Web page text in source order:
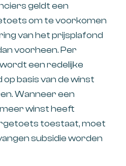
geldt een
om te voorkomen
van het prijsplafond
voorheen. Per
een redelijke
basis van de winst
Wanneer een
winst heeft
toestaat, moet
subsidie worden